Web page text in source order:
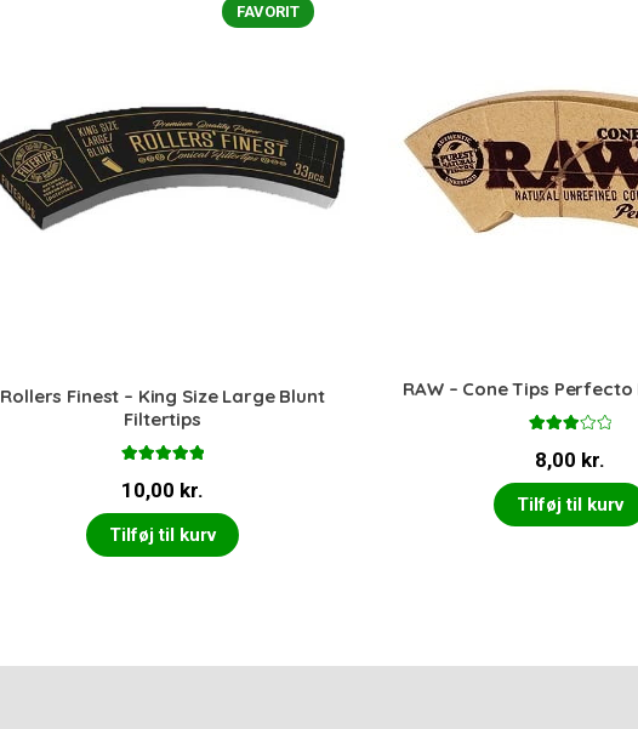
FAVORIT
Rollers Finest – King Size Large Blunt
Filtertips
5.00ud af 5
10,00 kr.
Tilføj til kurv
RAW – Cone Tips
et 3.00
ud af 5
8,00 kr.
Tilføj til kurv